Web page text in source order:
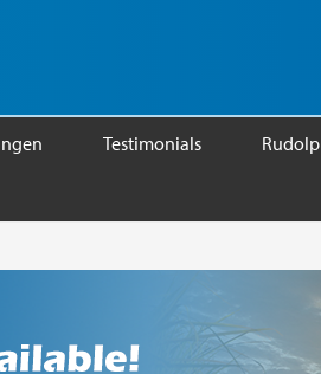
Testimonials